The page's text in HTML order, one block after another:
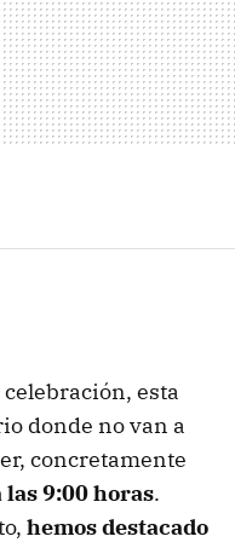
esta
donde no van a
concretamente
las 9:00 horas.
hemos destacado